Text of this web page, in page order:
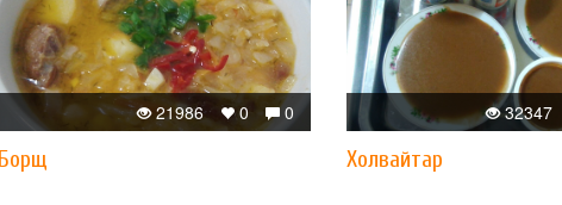
0
0
21986
Борщ
32347
Xолвайтар